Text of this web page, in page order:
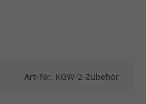
Art-Nr.: KGW-2-Zubehör